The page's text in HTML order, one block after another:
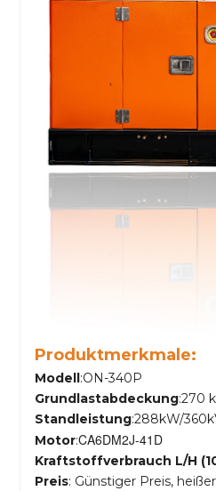
Produktmerkmale:
Modell :ON-340P
Grundlastabdeckung:270
Standleistung:288kW/
Motor:CA6DM2J-41D
Kraftstoffverbrauch L/H
Preis: Günstiger Preis,